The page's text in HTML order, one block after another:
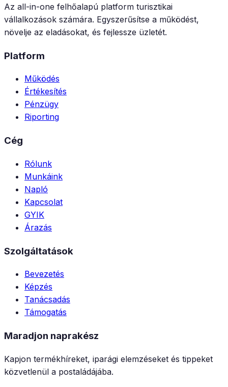
Az all-in-one felhőalapú platform turisztikai
vállalkozások számára. Egyszerűsítse a működést,
növelje az eladásokat, és fejlessze üzletét.
Platform
Működés
Értékesítés
Pénzügy
Riporting
Cég
Rólunk
Munkáink
Napló
Kapcsolat
GYIK
Árazás
Szolgáltatások
Bevezetés
Képzés
Tanácsadás
Támogatás
Maradjon naprakész
Kapjon termékhíreket, iparági elemzéseket és tippeket
közvetlenül a postaládájába.